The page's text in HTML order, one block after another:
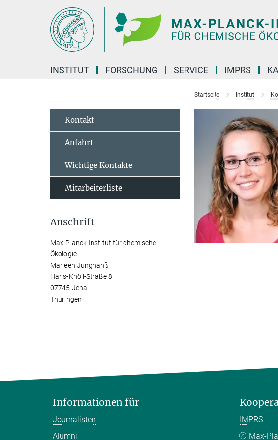
INSTITUT FORSCHUNG SERVICE IMPRS
Startseite Institut
Kontakt
Anfahrt
Wichtige Kontakte
Mitarbeiterliste
Anschrift
Max-Planck-Institut für chemische
Ökologie
Marleen Junghanß
Hans-Knöll-Straße 8
07745 Jena
Thüringen
Informationen für
Journalisten
Alumni
IMPRS
Max-